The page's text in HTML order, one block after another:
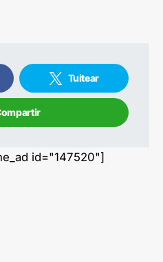
Tuitear
id="147520"]